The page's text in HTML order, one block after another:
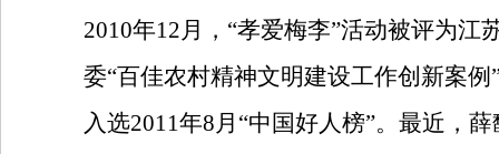
2010年12月，“孝爱梅李”活动被评为
委“百佳农村精神文明建设工作创新案
入选2011年8月“中国好人榜”。最近，